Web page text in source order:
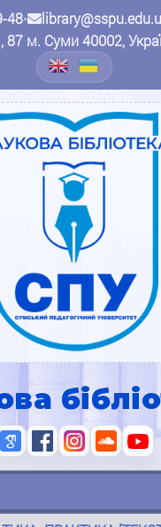
48•
87 м. Суми 40002,